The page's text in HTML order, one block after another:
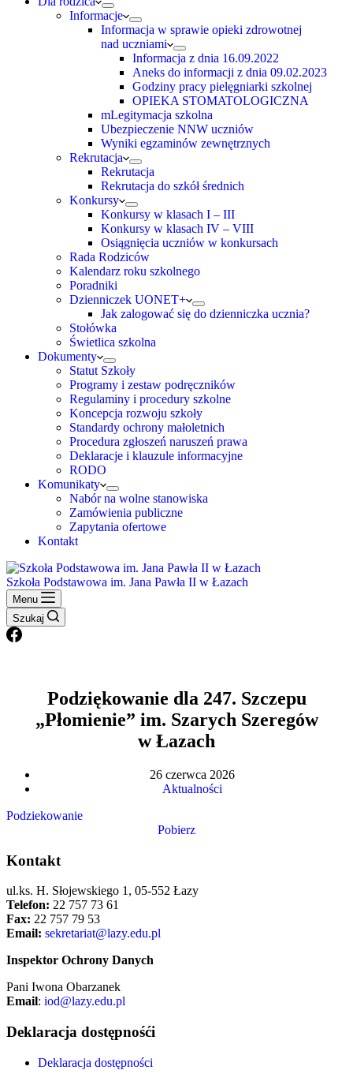
Informacje
Informacja w sprawie opieki zdrowotnej
nad uczniami
Informacja z dnia 16.09.2022
Aneks do informacji z dnia 09.02.2023
Godziny pracy pielęgniarki szkolnej
OPIEKA STOMATOLOGICZNA
mLegitymacja szkolna
Ubezpieczenie NNW uczniów
Wyniki egzaminów zewnętrznych
Rekrutacja
Rekrutacja
Rekrutacja do szkół średnich
Konkursy
Konkursy w klasach I – III
Konkursy w klasach IV – VIII
Osiągnięcia uczniów w konkursach
Rada Rodziców
Kalendarz roku szkolnego
Poradniki
Dzienniczek UONET+
Jak zalogować się do dzienniczka ucznia?
Stołówka
Świetlica szkolna
Dokumenty
Statut Szkoły
Programy i zestaw podręczników
Regulaminy i procedury szkolne
Koncepcja rozwoju szkoły
Standardy ochrony małoletnich
Procedura zgłoszeń naruszeń prawa
Deklaracje i klauzule informacyjne
RODO
Komunikaty
Nabór na wolne stanowiska
Zamówienia publiczne
Zapytania ofertowe
Kontakt
Szkoła Podstawowa im. Jana Pawła II w Łazach
Menu
Szukaj
Podziękowanie dla 247. Szczepu
„Płomienie” im. Szarych Szeregów
w Łazach
26 czerwca 2026
Aktualności
Podziekowanie
Pobierz
Kontakt
ul.ks. H. Słojewskiego 1, 05-552 Łazy
Telefon: 22 757 73 61
Fax: 22 757 79 53
Email: sekretariat@lazy.edu.pl
Inspektor Ochrony Danych
Pani Iwona Obarzanek
Email: iod@lazy.edu.pl
Deklaracja dostępnośći
Deklaracja dostępności